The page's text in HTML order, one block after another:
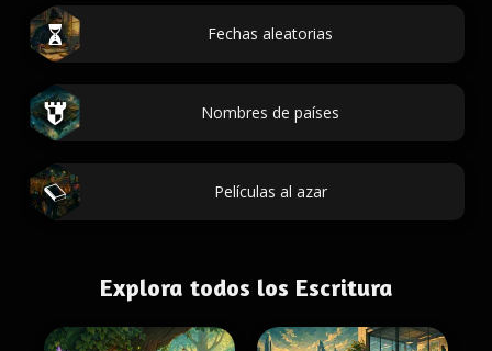
Fechas aleatorias
Nombres de países
Películas al azar
Explora todos los Escritura